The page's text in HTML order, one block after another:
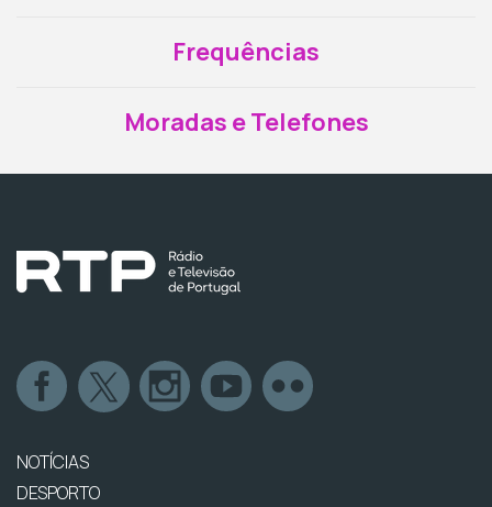
Frequências
Moradas e Telefones
NOTÍCIAS
DESPORTO